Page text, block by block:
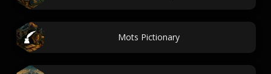
Mots Pictionary